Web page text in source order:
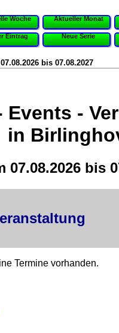
Woche Aktueller Monat
Eintrag Neue Serie
bis 07.08.2027
Events -
in
07.08.2026 bis
Termine vorhanden.